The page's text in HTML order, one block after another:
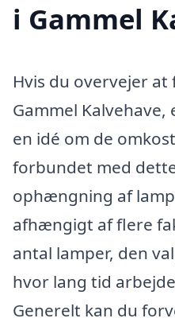
i Gammel
Hvis du overvejer
Gammel
en idé om de
forbundet med
ophængning af
afhængigt af flere
antal lamper, den
hvor lang tid
Generelt kan du